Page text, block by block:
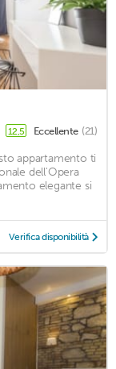
12,5 Eccellente (21)
appartamento ti
dell'Opera
elegante si
Verifica disponibilità